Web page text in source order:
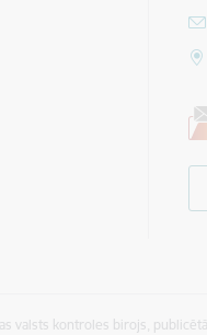
valsts kontroles birojs,